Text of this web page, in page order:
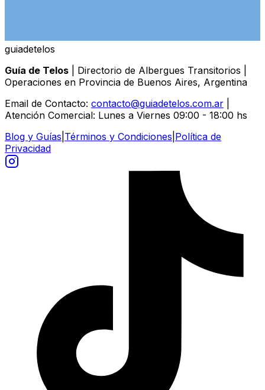
guiadetelos
Guía de Telos | Directorio de Albergues Transitorios |
Operaciones en Provincia de Buenos Aires, Argentina
Email de Contacto: contacto@guiadetelos.com.ar
Atención Comercial: Lunes a Viernes 09:00 - 18:00 hs
Blog y Guías Términos y Condiciones Política de
Privacidad